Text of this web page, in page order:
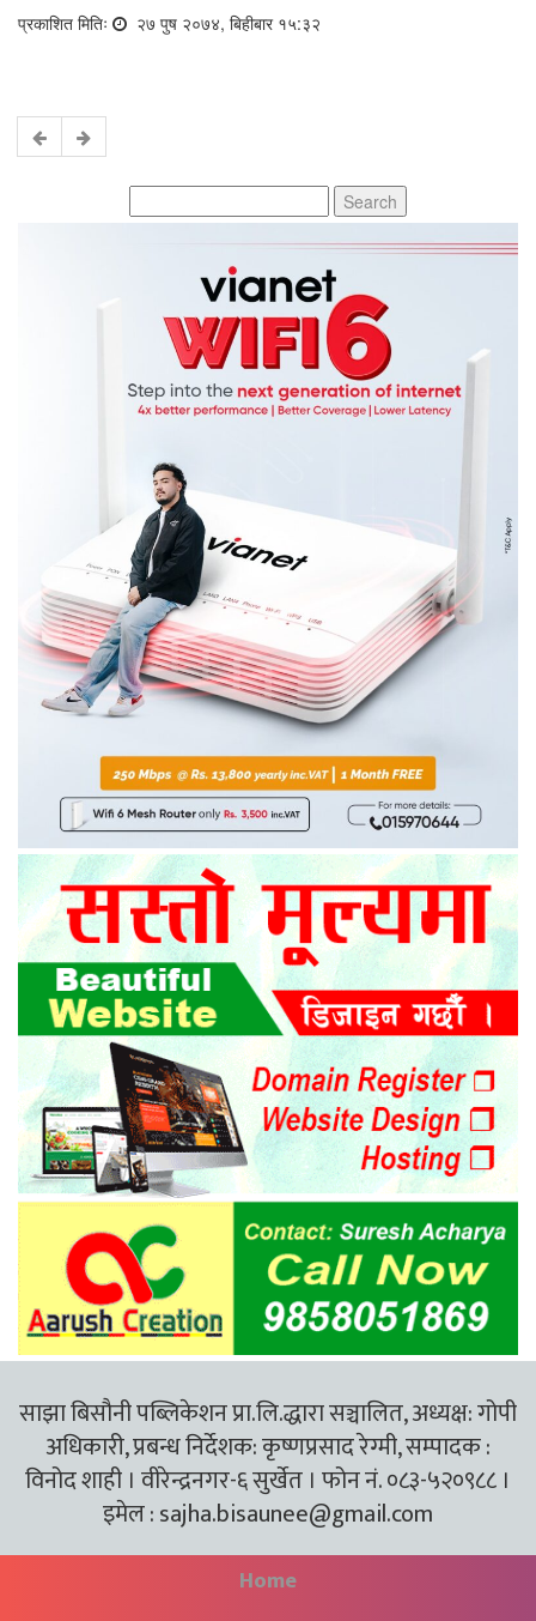
प्रकाशित मितिः २७ पुष २०७४, बिहीबार १५:३२
for:
साझा बिसौनी पब्लिकेशन प्रा.लि.द्धारा सञ्चालित, अध्यक्ष: गोपी
अधिकारी, प्रबन्ध निर्देशक: कृष्णप्रसाद रेग्मी, सम्पादक :
विनोद शाही । वीरेन्द्रनगर-६ सुर्खेत । फोन नं. ०८३-५२०९८८ ।
इमेल :sajha.bisaunee@gmail.com
Home